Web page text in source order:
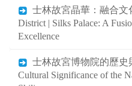
士林故宮晶華：融合文
District | Silks Palace: A
Excellence
士林故宮博物院的歷史
Cultural Significance of the